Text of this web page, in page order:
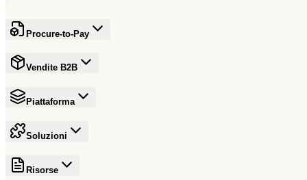
Procure-to-Pay
Vendite B2B
Piattaforma
Soluzioni
Risorse